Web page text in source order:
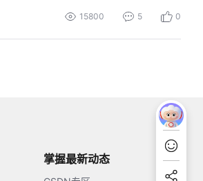
15800 5 0
掌握最新动态